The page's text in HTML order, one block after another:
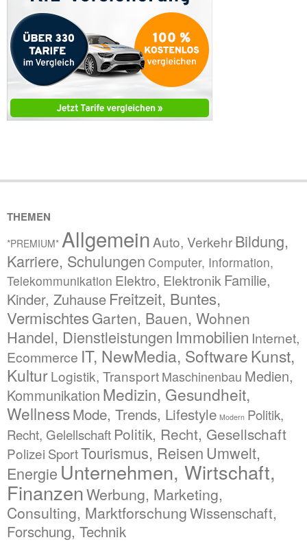
THEMEN
*PREMIUM* Allgemein Auto, VerkehrBildung,
Karriere, Schulungen Computer, Information,
Telekommunikation Elektro, Elektronik Familie,
Kinder, Zuhause Freitzeit, Buntes,
Vermischtes Garten, Bauen, Wohnen
Handel, Dienstleistungen Immobilien Internet,
Ecommerce IT, NewMedia, SoftwareKunst,
KulturLogistik, TransportMaschinenbau Medien,
Kommunikation Medizin, Gesundheit,
WellnessMode, Trends, Lifestyle Modern Politik,
Recht, Gelellschaft Politik, Recht, Gesellschaft
Polizei SportTourismus, Reisen Umwelt,
Energie Unternehmen, Wirtschaft,
FinanzenWerbung, Marketing,
Consulting, MarktforschungWissenschaft,
Forschung, Technik